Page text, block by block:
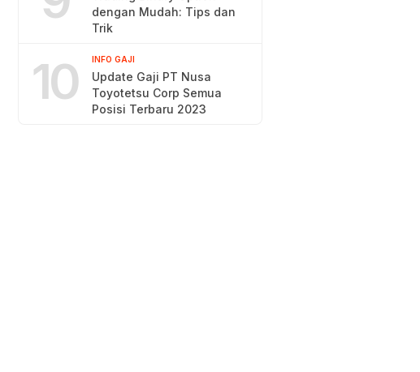
dengan Mudah: Tips dan
Trik
10 INFO GAJI
Update Gaji PT Nusa
Toyotetsu Corp Semua
Posisi Terbaru 2023